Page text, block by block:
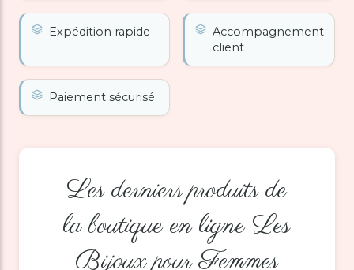
Expédition rapide
Accompagnement
client
Paiement sécurisé
Les derniers produits de
la boutique en ligne Les
Bijoux pour Femmes